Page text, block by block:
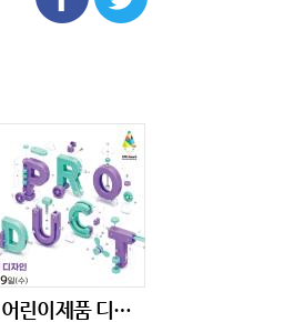
제14회 대한민국 어린이제품 디자인공모전 요강